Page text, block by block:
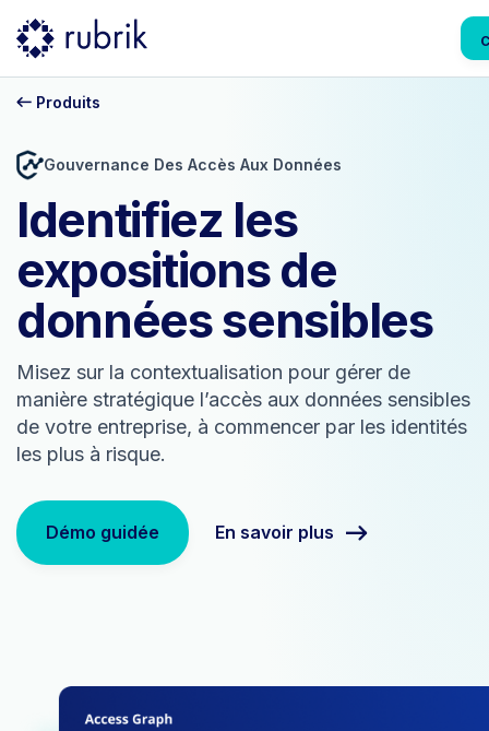
Produits
Gouvernance Des Accès Aux Données
Identifiez les
expositions de
données sensibles
Misez sur la contextualisation pour gérer de
manière stratégique l’accès aux données sensibles
de votre entreprise, à commencer par les identités
les plus à risque.
Démo guidée En savoir plus